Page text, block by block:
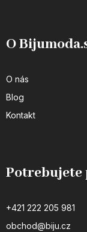
O
O nás
Blog
Kontakt
Potrebujete
+421 222 205 981
obchod@biju.cz